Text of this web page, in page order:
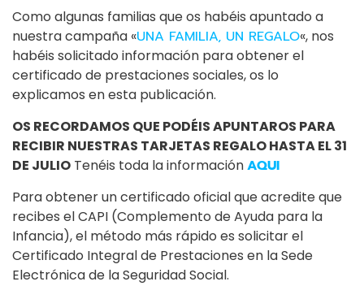
Como algunas familias que os habéis apuntado a
nuestra campaña «UNA FAMILIA, UN REGALO«, nos
habéis solicitado información para obtener el
certificado de prestaciones sociales, os lo
explicamos en esta publicación.
OS RECORDAMOS QUE PODÉIS APUNTAROS PARA
RECIBIR NUESTRAS TARJETAS REGALO HASTA EL 31
DE JULIO Tenéis toda la informaciónAQUI
Para obtener un certificado oficial que acredite que
recibes el CAPI (Complemento de Ayuda para la
Infancia), el método más rápido es solicitar el
Certificado Integral de Prestaciones en la Sede
Electrónica de la Seguridad Social.